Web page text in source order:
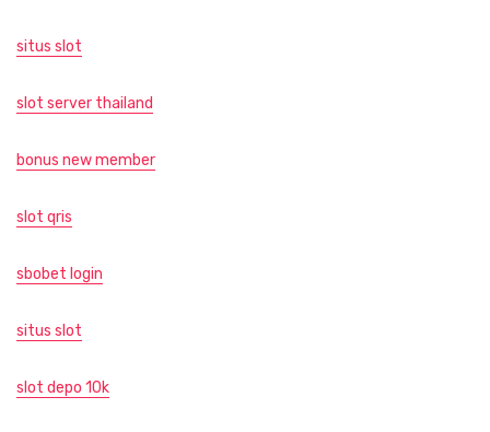
situs slot
slot server thailand
bonus new member
slot qris
sbobet login
situs slot
slot depo 10k